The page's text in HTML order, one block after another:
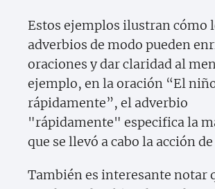
Estos ejemplos ilustran cómo
adverbios de modo pueden
oraciones y dar claridad al
ejemplo, en la oración “El
rápidamente”, el adverbio
"rápidamente" especifica la
que se llevó a cabo la acción
También es interesante notar